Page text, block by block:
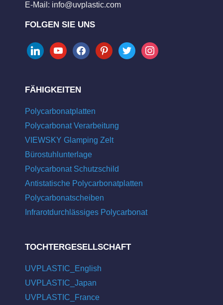
E-Mail: info@uvplastic.com
FOLGEN SIE UNS
linkedinyoutubefacebookpinteresttwitter instagram
FÄHIGKEITEN
Polycarbonatplatten
Polycarbonat Verarbeitung
VIEWSKY Glamping Zelt
Bürostuhlunterlage
Polycarbonat Schutzschild
Antistatische Polycarbonatplatten
Polycarbonatscheiben
Infrarotdurchlässiges Polycarbonat
TOCHTERGESELLSCHAFT
UVPLASTIC_English
UVPLASTIC_Japan
UVPLASTIC_France